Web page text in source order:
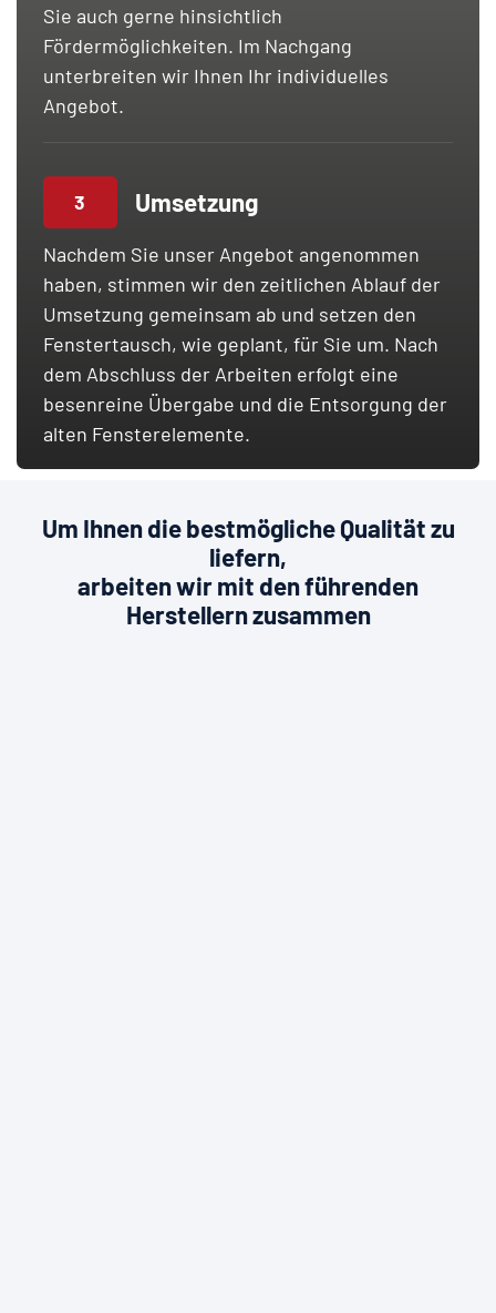
Sie auch gerne hinsichtlich
Fördermöglichkeiten. Im Nachgang
unterbreiten wir Ihnen Ihr individuelles
Angebot.
3 Umsetzung
Nachdem Sie unser Angebot angenommen
haben, stimmen wir den zeitlichen Ablauf der
Umsetzung gemeinsam ab und setzen den
Fenstertausch, wie geplant, für Sie um. Nach
dem Abschluss der Arbeiten erfolgt eine
besenreine Übergabe und die Entsorgung der
alten Fensterelemente.
Um Ihnen die bestmögliche Qualität zu
liefern,
arbeiten wir mit den führenden
Herstellern zusammen